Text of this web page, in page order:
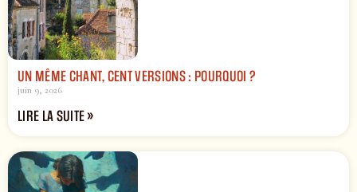
UN MÊME CHANT, CENT VERSIONS : POURQUOI ?
juin 9, 2026
LIRE LA SUITE »